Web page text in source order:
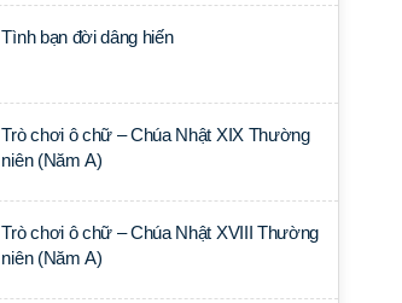
Tình bạn đời dâng hiến
Trò chơi ô chữ – Chúa Nhật XIX Thường
niên (Năm A)
Trò chơi ô chữ – Chúa Nhật XVIII Thường
niên (Năm A)